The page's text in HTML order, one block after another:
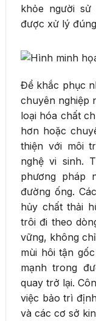
khỏe người
được xử lý
Để khắc phục
chuyên nghiệp
loại hóa chất
hơn hoặc
thiện với môi
nghệ vi sinh.
phương pháp
đường ống.
hủy chất thải
trôi đi theo
vững, không
mùi hôi tận
mạnh trong
quay trở lại.
việc bảo trì
và các cơ sở